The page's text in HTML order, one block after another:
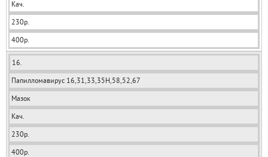
Кач.
230р.
400р.
16.
Папилломавирус 16,31,33,35Н,58,52,67
Мазок
Кач.
230р.
400р.